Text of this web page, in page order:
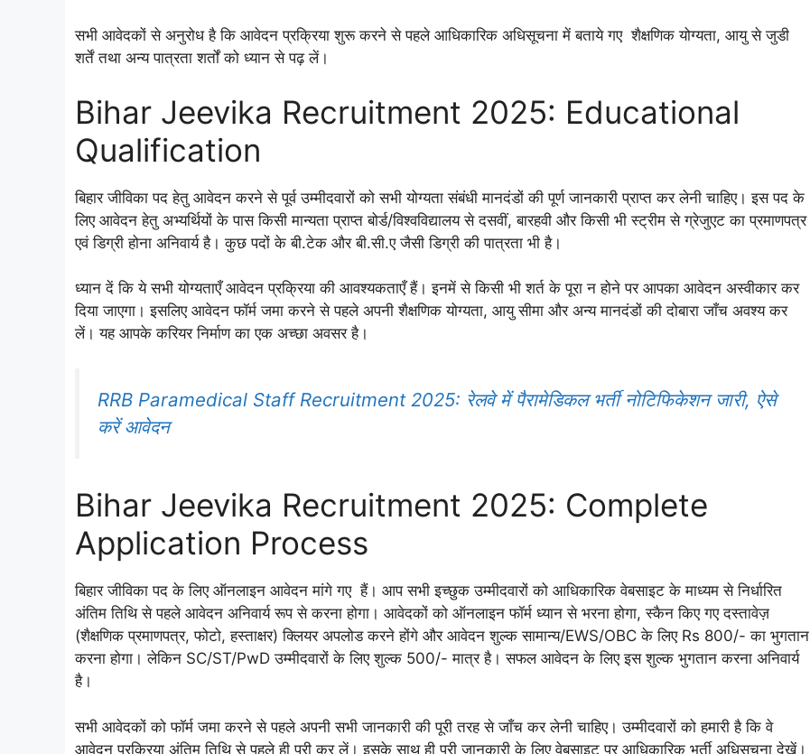
सभी आवेदकों से अनुरोध है कि आवेदन प्रक्रिया शुरू करने से पहले आधिकारिक अधिसूचना में बताये गए शैक्षणिक योग्यता, आयु से जुडी
शर्तें तथा अन्य पात्रता शर्तों को ध्यान से पढ़ लें।
Bihar Jeevika Recruitment 2025: Educational
Qualification
बिहार जीविका पद हेतु आवेदन करने से पूर्व उम्मीदवारों को सभी योग्यता संबंधी मानदंडों की पूर्ण जानकारी प्राप्त कर लेनी चाहिए। इस पद के
लिए आवेदन हेतु अभ्यर्थियों के पास किसी मान्यता प्राप्त बोर्ड/विश्वविद्यालय से दसवीं, बारहवी और किसी भी स्ट्रीम से ग्रेजुएट का प्रमाणपत्र
एवं डिग्री होना अनिवार्य है। कुछ पदों के बी.टेक और बी.सी.ए जैसी डिग्री की पात्रता भी है।
ध्यान दें कि ये सभी योग्यताएँ आवेदन प्रक्रिया की आवश्यकताएँ हैं। इनमें से किसी भी शर्त के पूरा न होने पर आपका आवेदन अस्वीकार कर
दिया जाएगा। इसलिए आवेदन फॉर्म जमा करने से पहले अपनी शैक्षणिक योग्यता, आयु सीमा और अन्य मानदंडों की दोबारा जाँच अवश्य कर
लें। यह आपके करियर निर्माण का एक अच्छा अवसर है।
RRB Paramedical Staff Recruitment 2025: रेलवे में पैरामेडिकल भर्ती नोटिफिकेशन जारी, ऐसे
करें आवेदन
Bihar Jeevika Recruitment 2025: Complete
Application Process
बिहार जीविका पद के लिए ऑनलाइन आवेदन मांगे गए हैं। आप सभी इच्छुक उम्मीदवारों को आधिकारिक वेबसाइट के माध्यम से निर्धारित
अंतिम तिथि से पहले आवेदन अनिवार्य रूप से करना होगा। आवेदकों को ऑनलाइन फॉर्म ध्यान से भरना होगा, स्कैन किए गए दस्तावेज़
(शैक्षणिक प्रमाणपत्र, फोटो, हस्ताक्षर) क्लियर अपलोड करने होंगे और आवेदन शुल्क सामान्य/EWS/OBC के लिए Rs 800/- का भुगतान
करना होगा। लेकिन SC/ST/PwD उम्मीदवारों के लिए शुल्क 500/- मात्र है। सफल आवेदन के लिए इस शुल्क भुगतान करना अनिवार्य
है।
सभी आवेदकों को फॉर्म जमा करने से पहले अपनी सभी जानकारी की पूरी तरह से जाँच कर लेनी चाहिए। उम्मीदवारों को हमारी है कि वे
आवेदन प्रक्रिया अंतिम तिथि से पहले ही पूरी कर लें। इसके साथ ही पूरी जानकारी के लिए वेबसाइट पर आधिकारिक भर्ती अधिसूचना देखें।